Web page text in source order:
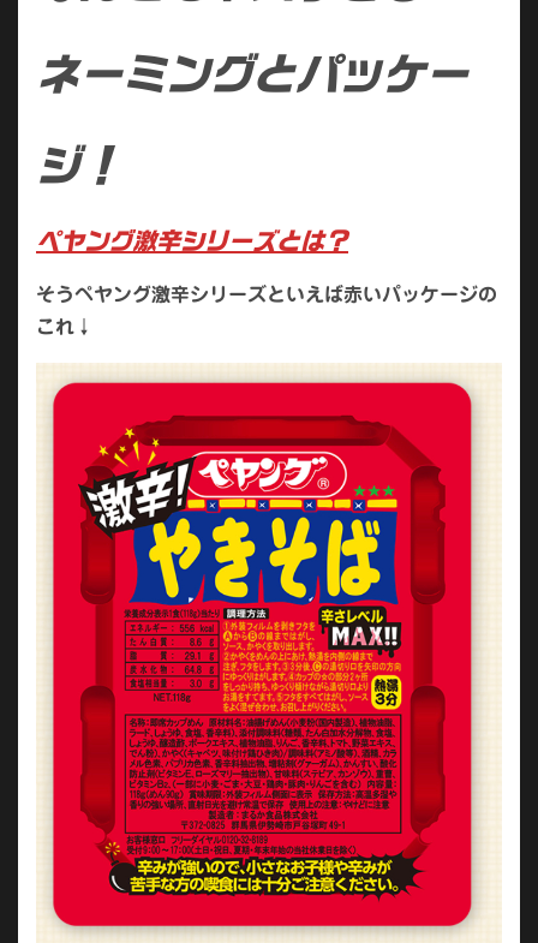
ネーミングとパッケー
ジ！
ペヤング激辛シリーズとは？
そうペヤング激辛シリーズといえば赤いパッケージの
これ↓